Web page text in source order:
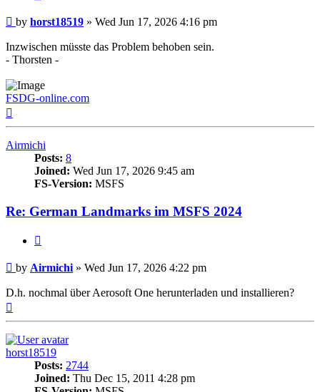
Post
by horst18519 » Wed Jun 17, 2026 4:16 pm
Inzwischen müsste das Problem behoben sein.
- Thorsten -
FSDG-online.com
Airmichi
Posts: 8
Joined: Wed Jun 17, 2026 9:45 am
FS-Version: MSFS
Re: German Landmarks im MSFS 2024
Post
by Airmichi» Wed Jun 17, 2026 4:22 pm
D.h. nochmal über Aerosoft One herunterladen und installieren?
horst18519
Posts: 2744
Joined: Thu Dec 15, 2011 4:28 pm